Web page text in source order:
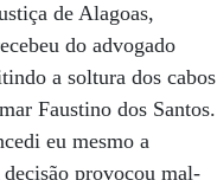
de Alagoas,
do advogado
a soltura dos cabos
Faustino dos Santos.
eu mesmo a
provocou mal-